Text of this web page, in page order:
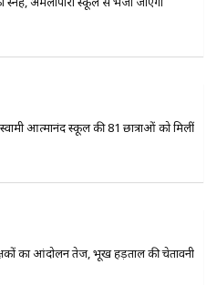
आत्मानंद स्कूल की 81 छात्राओं को मिलीं
का आंदोलन तेज, भूख हड़ताल की चेतावनी